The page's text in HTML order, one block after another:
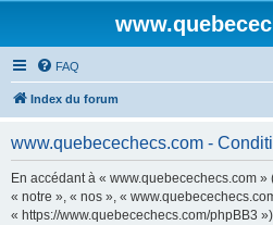
FAQ
Index du forum
www.quebecechecs.com -
En accédant à « www.quebecechecs.com
« notre », « nos », «
« https://www.quebecechecs.com/phpBB3